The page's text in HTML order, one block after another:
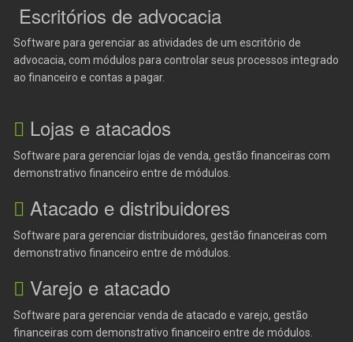
Escritórios de advocacia
Software para gerenciar as atividades de um escritório de
advocacia, com módulos para controlar seus processos integrado
ao financeiro e contas a pagar.
Lojas e atacados
Software para gerenciar lojas de venda, gestão financeiras com
demonstrativo financeiro entre de módulos.
Atacado e distribuidores
Software para gerenciar distribuidores, gestão financeiras com
demonstrativo financeiro entre de módulos.
Varejo e atacado
Software para gerenciar venda de atacado e varejo, gestão
financeiras com demonstrativo financeiro entre de módulos.